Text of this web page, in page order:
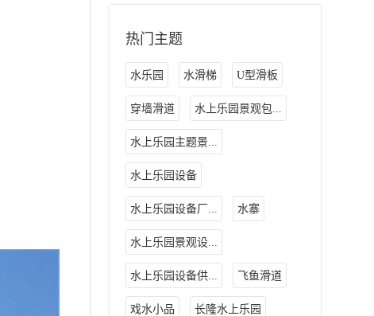
热门主题
水乐园 水滑梯 U型滑板
穿墙滑道 水上乐园景观包...
水上乐园主题景...
水上乐园设备
水上乐园设备厂... 水寨
水上乐园景观设...
水上乐园设备供... 飞鱼滑道
戏水小品 长隆水上乐园